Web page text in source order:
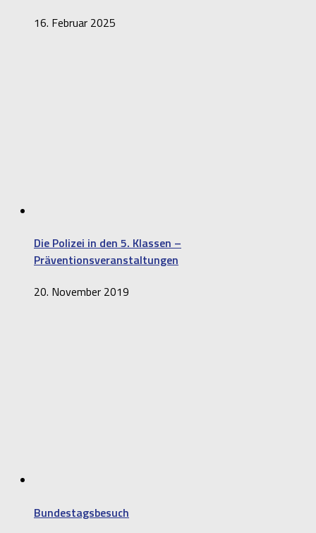
16. Februar 2025
Die Polizei in den 5. Klassen –
Präventionsveranstaltungen
20. November 2019
Bundestagsbesuch